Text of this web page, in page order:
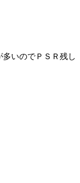
いのでＰＳＲ残し